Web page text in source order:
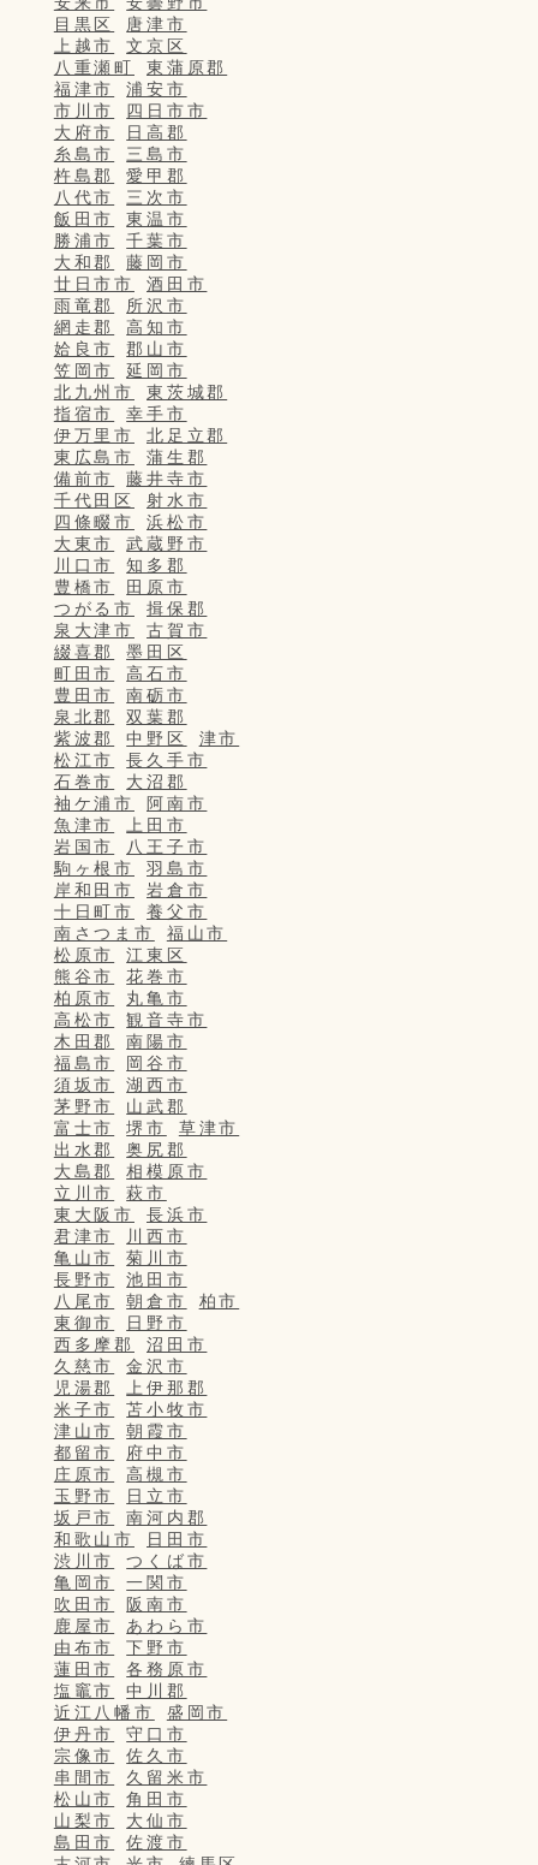
目黒区
唐津市
上越市
文京区
八重瀬町
東蒲原郡
福津市
浦安市
市川市
四日市市
大府市
日高郡
糸島市
三島市
杵島郡
愛甲郡
八代市
三次市
飯田市
東温市
勝浦市
千葉市
大和郡
藤岡市
廿日市市
酒田市
雨竜郡
所沢市
網走郡
高知市
姶良市
郡山市
笠岡市
延岡市
北九州市
東茨城郡
指宿市
幸手市
伊万里市
北足立郡
東広島市
蒲生郡
備前市
藤井寺市
千代田区
射水市
四條畷市
浜松市
大東市
武蔵野市
川口市
知多郡
豊橋市
田原市
つがる市
揖保郡
泉大津市
古賀市
綴喜郡
墨田区
町田市
高石市
豊田市
南砺市
泉北郡
双葉郡
紫波郡
中野区
津市
松江市
長久手市
石巻市
大沼郡
袖ケ浦市
阿南市
魚津市
上田市
岩国市
八王子市
駒ヶ根市
羽島市
岸和田市
岩倉市
十日町市
養父市
南さつま市
福山市
松原市
江東区
熊谷市
花巻市
柏原市
丸亀市
高松市
観音寺市
木田郡
南陽市
福島市
岡谷市
須坂市
湖西市
茅野市
山武郡
富士市
堺市
草津市
出水郡
奥尻郡
大島郡
相模原市
立川市
萩市
東大阪市
長浜市
君津市
川西市
亀山市
菊川市
長野市
池田市
八尾市
朝倉市
柏市
東御市
日野市
西多摩郡
沼田市
久慈市
金沢市
児湯郡
上伊那郡
米子市
苫小牧市
津山市
朝霞市
都留市
府中市
庄原市
高槻市
玉野市
日立市
坂戸市
南河内郡
和歌山市
日田市
渋川市
つくば市
亀岡市
一関市
吹田市
阪南市
鹿屋市
あわら市
由布市
下野市
蓮田市
各務原市
塩竈市
中川郡
近江八幡市
盛岡市
伊丹市
守口市
宗像市
佐久市
串間市
久留米市
松山市
角田市
山梨市
大仙市
島田市
佐渡市